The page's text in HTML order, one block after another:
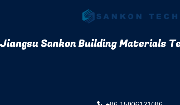
Jiangsu Sankon Building Materials